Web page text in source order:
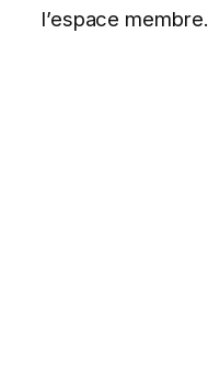
l’espace membre.